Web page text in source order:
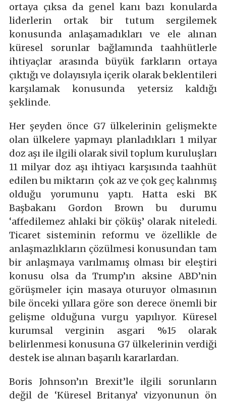
ortaya çıksa da genel kanı bazı konularda
liderlerin ortak bir tutum sergilemek
konusunda anlaşamadıkları ve ele alınan
küresel sorunlar bağlamında taahhütlerle
ihtiyaçlar arasında büyük farkların ortaya
çıktığı ve dolayısıyla içerik olarak beklentileri
karşılamak konusunda yetersiz kaldığı
şeklinde.
Her şeyden önce G7 ülkelerinin gelişmekte
olan ülkelere yapmayı planladıkları 1 milyar
doz aşı ile ilgili olarak sivil toplum kuruluşları
11 milyar doz aşı ihtiyacı karşısında taahhüt
edilen bu miktarın çok az ve çok geç kalınmış
olduğu yorumunu yaptı. Hatta eski BK
Başbakanı Gordon Brown bu durumu
‘affedilemez ahlaki bir çöküş’ olarak niteledi.
Ticaret sisteminin reformu ve özellikle de
anlaşmazlıkların çözülmesi konusundan tam
bir anlaşmaya varılmamış olması bir eleştiri
konusu olsa da Trump’ın aksine ABD’nin
görüşmeler için masaya oturuyor olmasının
bile önceki yıllara göre son derece önemli bir
gelişme olduğuna vurgu yapılıyor. Küresel
kurumsal verginin asgari %15 olarak
belirlenmesi konusuna G7 ülkelerinin verdiği
destek ise alınan başarılı kararlardan.
Boris Johnson’ın Brexit’le ilgili sorunların
değil de ‘Küresel Britanya’ vizyonunun ön